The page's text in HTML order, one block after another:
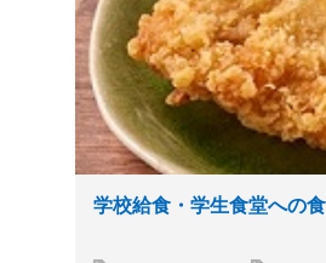
学校給食・学生食堂への